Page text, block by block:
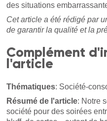
des situations
Cet article a été rédigé par
de garantir la qualité et la
Complément
l'article
Thématiques: Société-
Résumé de l'article: Notre
société pour des soirées